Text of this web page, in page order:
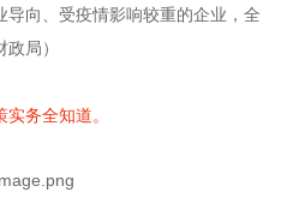
向、受疫情影响较重的企业，全
局）
务全知道。